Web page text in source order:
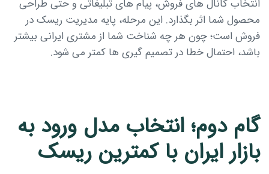
انتخاب کانال های فروش، پیام های تبلیغاتی و حتی طراحی
محصول شما اثر بگذارد. این مرحله، پایه مدیریت ریسک در
فروش است؛ چون هر چه شناخت شما از مشتری ایرانی بیشتر
باشد، احتمال خطا در تصمیم گیری ها کمتر می شود.
گام دوم؛ انتخاب مدل ورود به
بازار ایران با کمترین ریسک